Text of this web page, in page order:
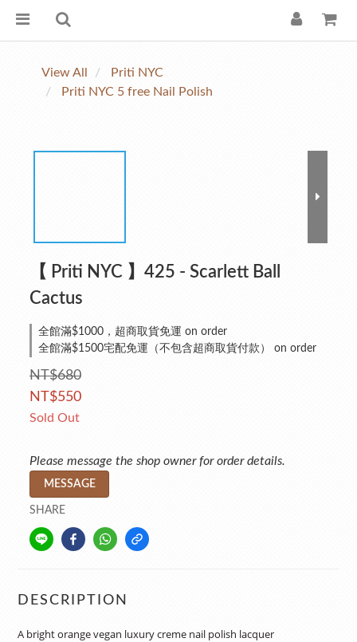
View All
Priti NYC
Priti NYC 5 free Nail Polish
【 Priti NYC 】425 - Scarlett Ball
Cactus
全館滿$1000，超商取貨免運 on order
全館滿$1500宅配免運（不包含超商取貨付款） on order
NT$680
NT$550
Sold Out
Please message the shop owner for order details.
MESSAGE
SHARE
DESCRIPTION
A bright orange vegan luxury creme nail polish lacquer